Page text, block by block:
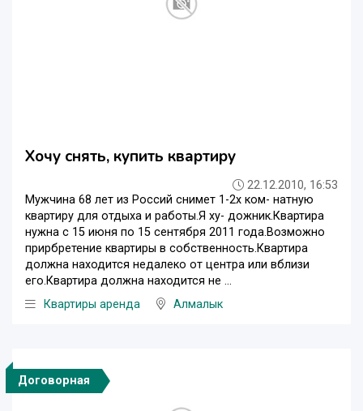
Хочу снять, купить квартиру
22.12.2010, 16:53
Мужчина 68 лет из Россий снимет 1-2х ком- натную
квартиру для отдыха и работы.Я ху- дожник.Квартира
нужна с 15 июня по 15 сентября 2011 года.Возможно
прирбретение квартиры в собственность.Квартира
должна находится недалеко от центра или вблизи
его.Квартира должна находится не ...
Квартиры аренда
Алмалык
Договорная